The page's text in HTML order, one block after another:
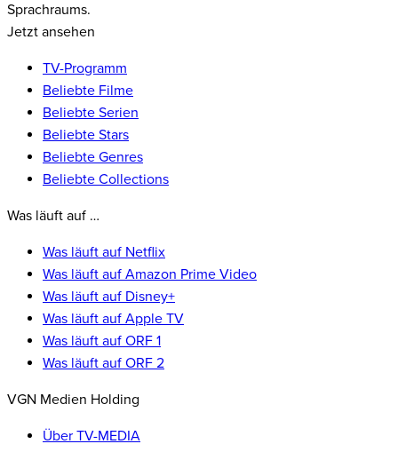
Sprachraums.
Jetzt ansehen
TV-Programm
Beliebte Filme
Beliebte Serien
Beliebte Stars
Beliebte Genres
Beliebte Collections
Was läuft auf …
Was läuft auf Netflix
Was läuft auf Amazon Prime Video
Was läuft auf Disney+
Was läuft auf Apple TV
Was läuft auf ORF 1
Was läuft auf ORF 2
VGN Medien Holding
Über TV-MEDIA